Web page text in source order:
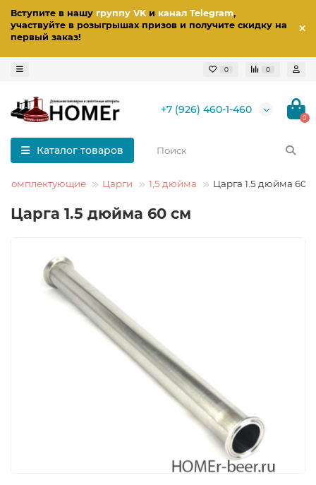
Вступите в нашу группу VKи канал Telegram,
участвуйте в розыгрышах призов и получите скидку на
первый заказ!
0 0
+7 (926) 460-1-460
0
Каталог товаров
комплектующие Царги 1,5 дюйма Царга 1.5 дюйма 60
Царга 1.5 дюйма 60 см